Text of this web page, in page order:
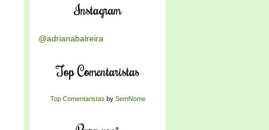
Instagram
@adrianabalreira
Top Comentaristas
Top Comentaristas by SemNome